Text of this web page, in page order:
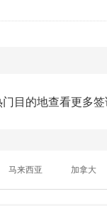
目的地查看更多
马来西亚 加拿大